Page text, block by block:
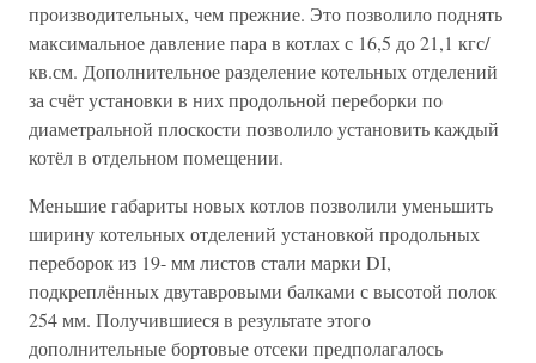
производительных, чем прежние. Это позволило поднять
максимальное давление пара в котлах с 16,5 до 21,1 кгс/
кв.см. Дополнительное разделение котельных отделений
за счёт установки в них продольной переборки по
диаметральной плоскости позволило установить каждый
котёл в отдельном помещении.
Меньшие габариты новых котлов позволили уменьшить
ширину котельных отделений установкой продольных
переборок из 19- мм листов стали марки DI,
подкреплённых двутавровыми балками с высотой полок
254 мм. Получившиеся в результате этого
дополнительные бортовые отсеки предполагалось